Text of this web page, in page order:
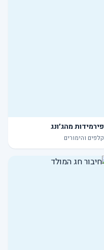
פירמידות מהג׳ונג
קלפים והימורים